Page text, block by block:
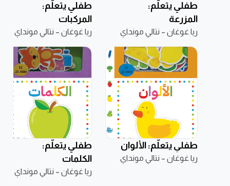
طفلي يتعلّم:
المزرعة
ريا غوغان – نتالي مونداي
طفلي يتعلّم:
المركبات
ريا غوغان – نتالي مونداي
طفلي يتعلّم: الألوان
ريا غوغان – نتالي مونداي
طفلي يتعلّم:
الكلمات
ريا غوغان – نتالي مونداي